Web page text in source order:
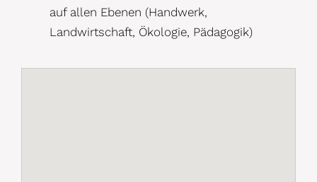
auf allen Ebenen (Handwerk,
Landwirtschaft, Ökologie, Pädagogik)